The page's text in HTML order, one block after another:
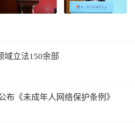
域立法150余部
布《未成年人网络保护条例》